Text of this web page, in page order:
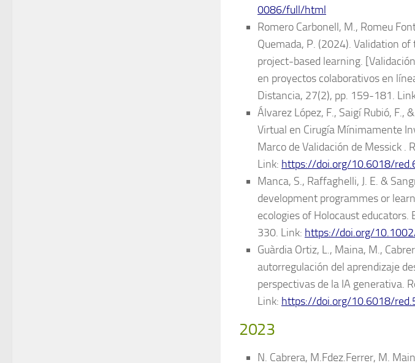
0086/full/html
Romero Carbonell, M., Romeu
Quemada, P. (2024). Validation
project-based learning.
en proyectos colaborativos en
Distancia, 27(2), pp. 159-181.
Álvarez López, F., Saigí Rubió, F.,
Virtual en Cirugía Mínimamente
Marco de Validación de Messick .
Link: https://doi.org/10.6018/
Manca, S., Raffaghelli, J. E. &
development programmes or
ecologies of Holocaust
330. Link: https://doi.org/
Guàrdia Ortiz, L., Maina, M.,
autorregulación del aprendizaje
perspectivas de la IA generativa.
Link: https://doi.org/10.6018/
2023
N. Cabrera, M.Fdez.Ferrer, M.